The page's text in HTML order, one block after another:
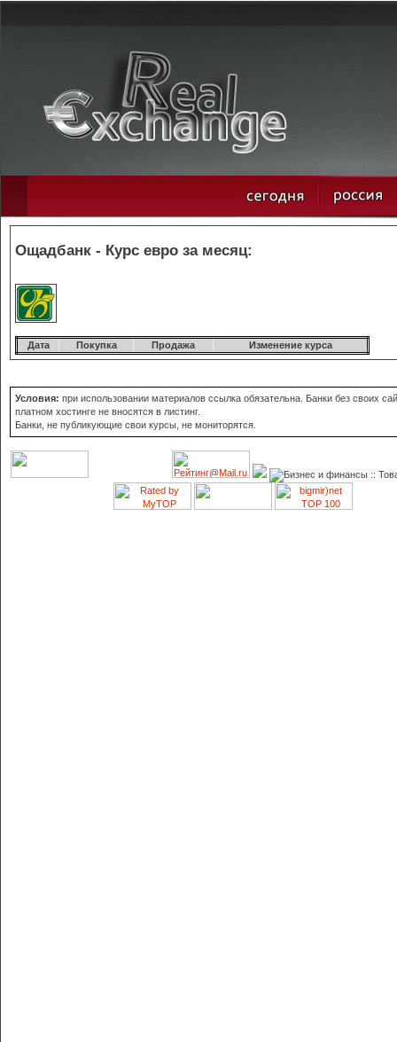
Ощадбанк - Курс евро за месяц:
Дата Покупка Продажа Изменение курса
Условия: при использовании материалов ссылка обязательна. Банки без своих
платном хостинге не вносятся в листинг.
Банки, не публикующие свои курсы, не мониторятся.